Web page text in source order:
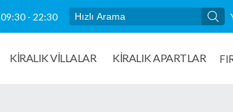
09:30 - 22:30
KIRALIK VILLALAR KİRALIK APARTLAR